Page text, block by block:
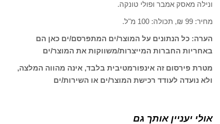
ונילה מאסק אמבר ופולי טונקה.
מחיר: 99 ₪, תכולה: 100 מ"ל.
הערה: כל הנתונים על המוצר/ים המתפרסם/ים כאן הם
באחריות החברות המייצרות/משווקות את המוצר/ים
מטרת פירסום זה אינפורמטיבית בלבד, אינה מהווה המלצה,
ולא נועדה לעודד רכישת המוצר/ים או השירות/ים
אולי יעניין אותך גם